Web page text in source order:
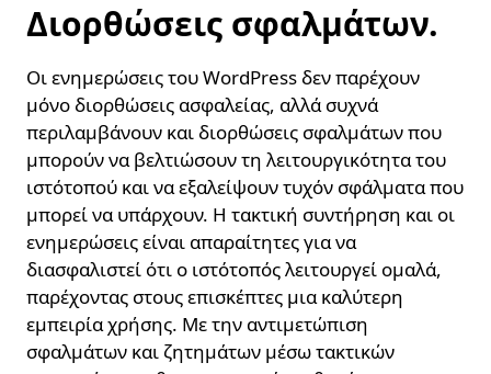
Διορθώσεις σφαλμάτων.
Οι ενημερώσεις του WordPress δεν παρέχουν
μόνο διορθώσεις ασφαλείας, αλλά συχνά
περιλαμβάνουν και διορθώσεις σφαλμάτων που
μπορούν να βελτιώσουν τη λειτουργικότητα του
ιστότοπού και να εξαλείψουν τυχόν σφάλματα που
μπορεί να υπάρχουν. Η τακτική συντήρηση και οι
ενημερώσεις είναι απαραίτητες για να
διασφαλιστεί ότι ο ιστότοπός λειτουργεί ομαλά,
παρέχοντας στους επισκέπτες μια καλύτερη
εμπειρία χρήσης. Με την αντιμετώπιση
σφαλμάτων και ζητημάτων μέσω τακτικών